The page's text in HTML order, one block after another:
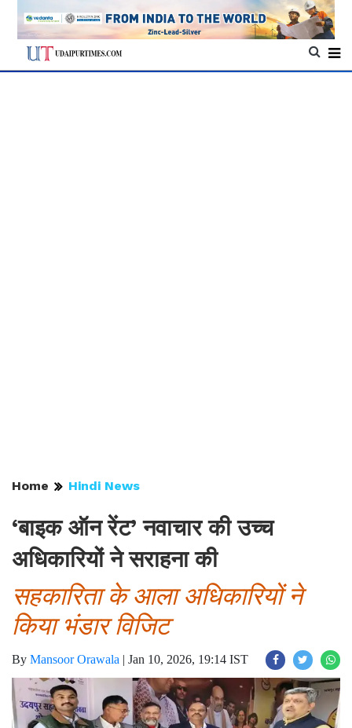
Home Hindi News
‘बाइक ऑन रेंट’ नवाचार की उच्च
अधिकारियों ने सराहना की
सहकारिता के आला अधिकारियों ने
किया भंडार विजिट
By Mansoor Orawala | Jan 10, 2026, 19:14 IST